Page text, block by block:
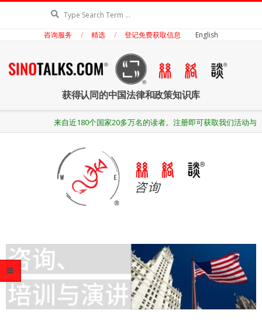
咨询服务 精选 登记免费获取信息 English
丝
络
获得认同的中国法律和政策知识库
Navigation
来自近180个国家20多万名的读者。注册即可获取我们活动与